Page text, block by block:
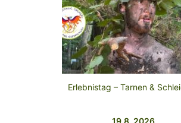
Erlebnistag – Tarnen &